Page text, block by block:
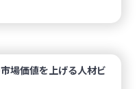
場価値を上げる人材ビ